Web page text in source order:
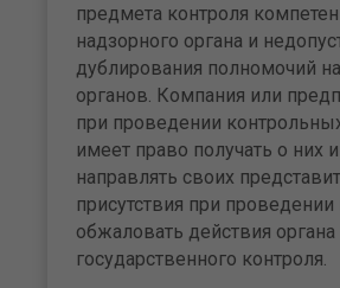
предмета контроля
надзорного органа и
дублирования полномочий
органов. Компания или
при проведении
имеет право получать о них
направлять своих
присутствия при
обжаловать действия органа
государственного контроля.